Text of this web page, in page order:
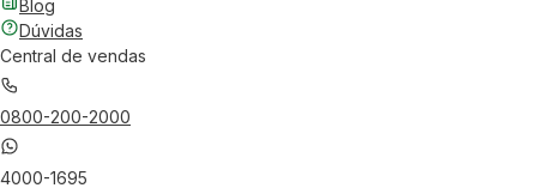
Blog
Dúvidas
Central de vendas
0800-200-2000
4000-1695